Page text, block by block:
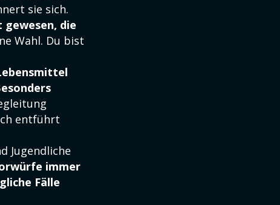
sie sich.
gewesen, die
Wahl. Du bist
entführt
Jugendliche
immer
Fälle